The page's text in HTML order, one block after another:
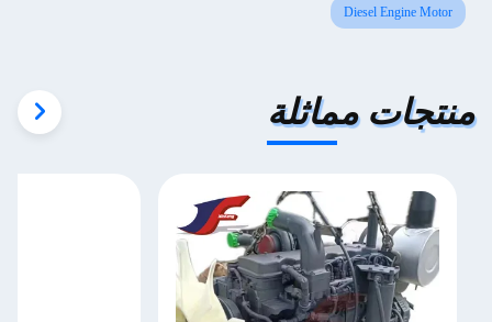
Diesel Engine Motor
منتجات مماثلة